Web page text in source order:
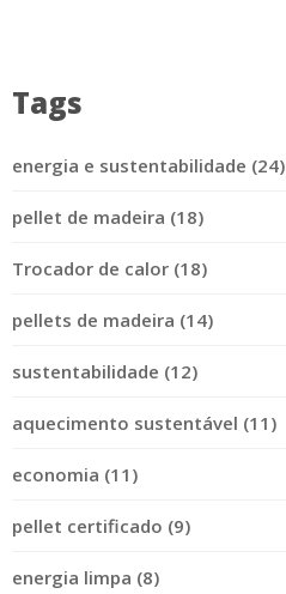
Tags
energia e sustentabilidade (24)
pellet de madeira (18)
Trocador de calor (18)
pellets de madeira (14)
sustentabilidade (12)
aquecimento sustentável (11)
economia (11)
pellet certificado (9)
energia limpa (8)